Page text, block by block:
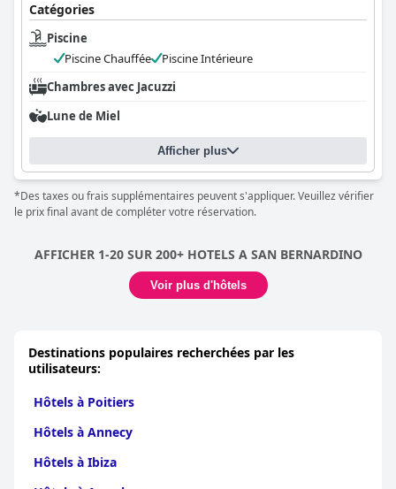
Catégories
Piscine
Piscine Chauffée
Piscine Intérieure
Chambres avec Jacuzzi
Lune de Miel
Afficher plus
*Des taxes ou frais supplémentaires peuvent s'appliquer. Veuillez vérifier
le prix final avant de compléter votre réservation.
AFFICHER 1-20 SUR 200+ HOTELS A SAN BERNARDINO
Voir plus d'hôtels
Destinations populaires recherchées par les
utilisateurs:
Hôtels à Poitiers
Hôtels à Annecy
Hôtels à Ibiza